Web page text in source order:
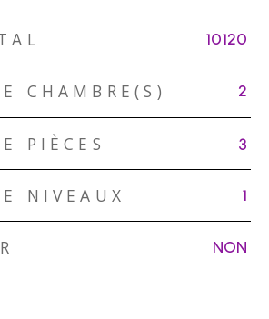
TRAD_ZEPHYR_Valeurs
10120
CHAMBRE(S) 2
PIÈCES 3
NIVEAUX 1
NON